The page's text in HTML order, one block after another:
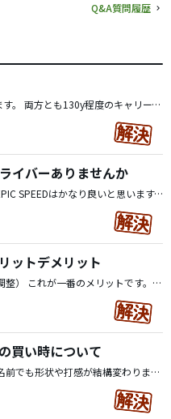
Q&A質問履歴
私はPW43度と44度を持ってます。 両方とも130y程度のキャリーです。 最初はその下を50と56で組んでいましたが50が100y程度でしたので間の115y程度が楽に打てるクラブとして46度を追加しました。 自分の場合は間に入れたおかげで番手に悩むことはなくなったので正解でしたが、必要ない人にとっては必要ないものだと思います。
イバーありませんか
他の方も言われていますが、EPIC SPEEDはかなり良いと思います。 確かに芯を外したりコスリ球だと高い音がしますが、概ねバシンッと気持ちいい音と打感です。 しかも外ブラにしては少しだけヘッドが軽いので捕まりも良く飛びます。 私はトリプルダイヤモンドですがEPIC SPEED使ってます。未だにエースでこれを超えるクラブになかなか出会えません。
ットデメリット
メリットは飛距離調整（弾道調整） これが一番のメリットです。 FWやUTは意外と欲しい距離が出せる物が選びにくくロフトで選んでも飛びすぎたり飛ばなすぎたりという事が多々あります。 これを欲しい距離に調整できるのはかなりのメリット。 重心も少しだけ上がりヘッドも少しだけ重くなりますが個人的にはこれもメリットだと思っています。 スリーブ付きのデメリットは感じた事無いです。 なので私はスリーブ付きしか選びません。 ただ、スリーブ付きモデルが少ないのでスリーブありきだとクラブが限られてしまうというデメリットはあります。
買い時について
キャメロンは年式により同じ名前でも形状や打感が結構変わります。 私は2011年カリフォルニアデルマーと2020ファストバックを所持しています。このどちらもこのモデルしかこの形状は無いので他の年式のデルマーやファストバックには興味がありません。 ニューポート2も同じ様に年式により形状や打感が違います。 拘りがあるならそのモデルしかその形や打感は無いので年式問わず買いです。 そこまでの拘りが無ければ新しいのが出て試打してからでもいいと思います。 あと、市販のキャメロンは量販品ですので身の丈に合わないとかないです。誰でも使えるとてもいいクラブです。